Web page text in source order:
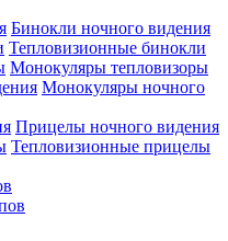
Бинокли ночного видения
Тепловизионные бинокли
Монокуляры тепловизоры
Монокуляры ночного
Прицелы ночного видения
Тепловизионные прицелы